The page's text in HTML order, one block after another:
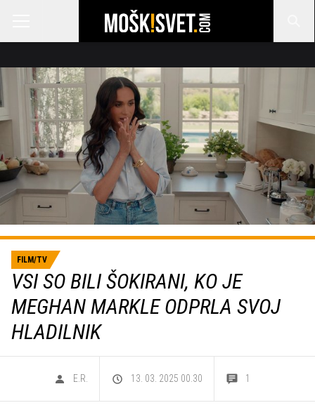
FILM/TV
VSI SO BILI ŠOKIRANI, KO JE
MEGHAN MARKLE ODPRLA SVOJ
HLADILNIK
E.R. 13. 03. 2025 00.30 1